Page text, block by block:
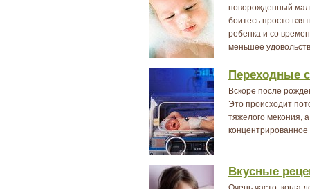
новорожденный
боитесь просто
ребенка и со
меньшее
Переходные
Вскоре после
Это происходит
тяжелого мекония,
Вкусные